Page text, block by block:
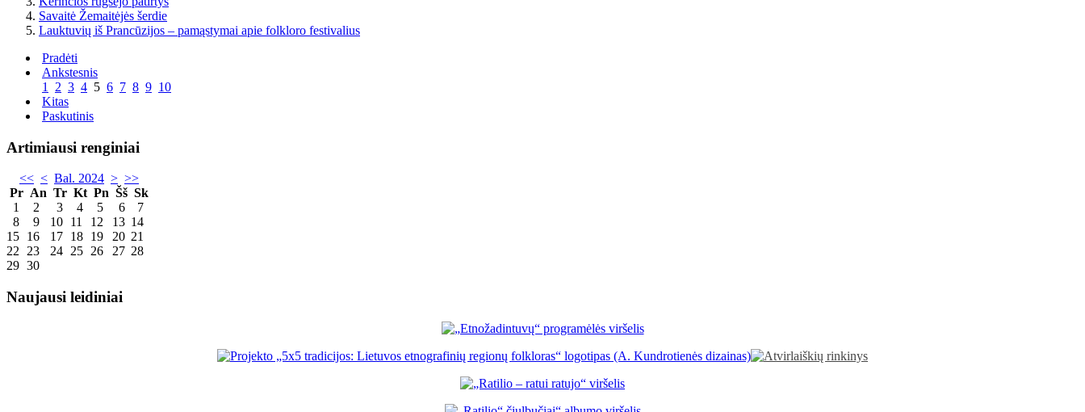
Savaitė Žemaitėjės šerdie
Lauktuvių iš Prancūzijos – pamąstymai apie folkloro festivalius
Pradėti
Ankstesnis
1
2 3 4 5 6 7 8 9 10
Kitas
Paskutinis
Artimiausi renginiai
<< < Bal. 2024 > >>
Pr An Tr Kt Pn Šš Sk
1
2 3 4 5 6
7
8
9 10 11 12 13 14
15 16 17 18 19 20 21
22 23 24 25 26 27 28
29 30
Naujausi leidiniai